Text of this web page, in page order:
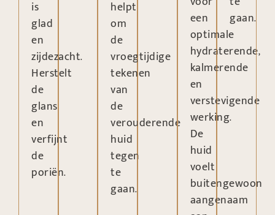
is
glad
en
zijdezacht.
Herstelt
de
glans
en
verfijnt
de
poriën.
helpt
om
de
vroegtijdige
tekenen
van
de
verouderende
huid
tegen
te
gaan.
een
optimale
hydraterende,
kalmerende
en
verstevigende
werking.
De
huid
voelt
buitengewoon
aangenaam
gaan.